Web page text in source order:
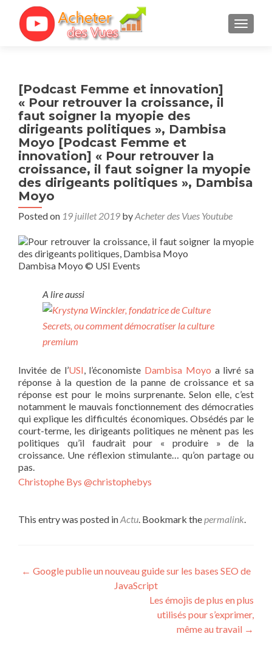
[Podcast Femme et innovation]
« Pour retrouver la croissance, il
faut soigner la myopie des
dirigeants politiques », Dambisa
Moyo [Podcast Femme et
innovation] « Pour retrouver la
croissance, il faut soigner la myopie
des dirigeants politiques », Dambisa
Moyo
Posted on 19 juillet 2019 byAcheter des Vues Youtube
Dambisa Moyo © USI Events
A lire aussi
Invitée de l’USI, l’économiste Dambisa Moyo a livré sa
réponse à la question de la panne de croissance et sa
réponse est pour le moins surprenante. Selon elle, c’est
notamment le mauvais fonctionnement des démocraties
qui explique les difficultés économiques. Obsédés par le
court-terme, les dirigeants politiques ne mènent pas les
politiques qu’il faudrait pour « produire » de la
croissance. Une réflexion stimulante… qu’on partage ou
pas.
Christophe Bys @christophebys
This entry was posted inActu. Bookmark thepermalink.
Post navigation
← Google publie un nouveau guide sur les bases SEO de
JavaScript
Les émojis de plus en plus
utilisés pour s’exprimer,
même au travail →